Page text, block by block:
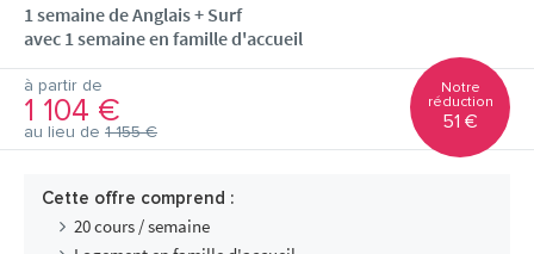
1 semaine de Anglais + Surf
avec 1 semaine en famille d'accueil
à partir de
1 104 €
au lieu de 1 155 €
Notre
réduction
51 €
Cette offre comprend :
20 cours / semaine